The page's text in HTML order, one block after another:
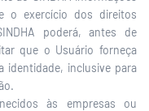
o exercício dos direitos
poderá, antes de
que o Usuário forneça
identidade, inclusive para
às empresas ou